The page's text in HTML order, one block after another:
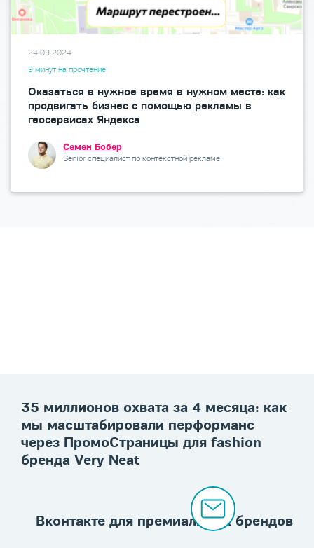
24.09.2024
9 минут на прочтение
Оказаться в нужное время в нужном месте: как
продвигать бизнес с помощью рекламы в
геосервисах Яндекса
Семен Бобер
Senior специалист по контекстной рекламе
35 миллионов охвата за 4 месяца: как
мы масштабировали перформанс
через ПромоСтраницы для fashion
бренда Very Neat
Вконтакте для премиальных брендов